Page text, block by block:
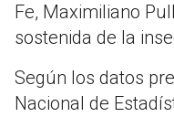
Fe, Maximiliano
sostenida de la
Según los datos
Nacional de